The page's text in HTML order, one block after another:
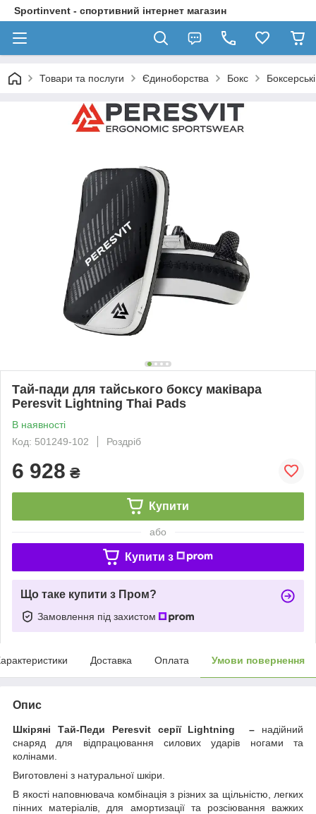
Sportinvent - спортивний інтернет магазин
Товари та послуги Єдиноборства Бокс
Тай-пади для тайського боксу маківара
Peresvit Lightning Thai Pads
В наявності
Код: 501249-102
Роздріб
6 928 ₴
Купити
або
Купити з
Що таке купити з Пром?
Замовлення під захистом
Доставка Оплата Умови повернення
Опис
Шкіряні Тай-Педи Peresvitсерії Lightning – надійний
снаряд для відпрацювання силових ударів ногами та
колінами.
Виготовлені з натуральної шкіри.
В якості наповнювача комбінація з різних за щільністю, легких
пінних матеріалів, для амортизації та розсіювання важких